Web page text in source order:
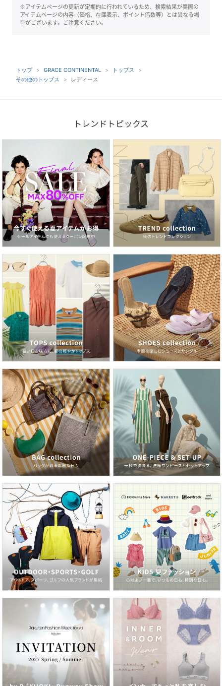
※アイテムページの更新が定期的に行われているため、検索結果が実際の
アイテムページの内容（価格、在庫表示、ポイント倍数等）とは異なる場
合がございます。ご注意ください。
トップ GRACE CONTINENTAL
トップス
その他のトップス
レディース
トレンドトピックス